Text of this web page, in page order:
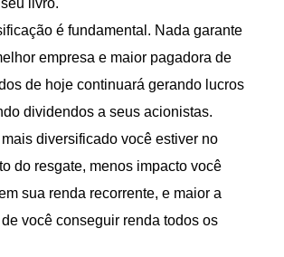
livro.
é fundamental. Nada garante
empresa e maior pagadora de
de hoje continuará gerando lucros
dividendos a seus acionistas.
diversificado você estiver no
do resgate, menos impacto você
sua renda recorrente, e maior a
você conseguir renda todos os